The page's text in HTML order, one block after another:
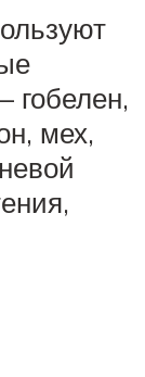
гобелен,
мех,